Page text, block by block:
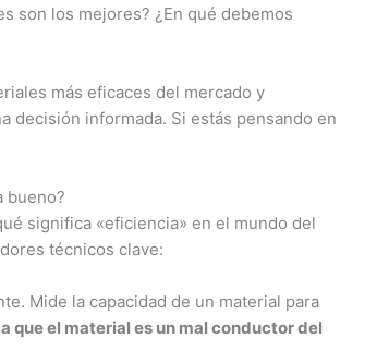
son los mejores? ¿En qué debemos
más eficaces del mercado y
decisión informada. Si estás pensando en
bueno?
significa «eficiencia» en el mundo del
técnicos clave:
Mide la capacidad de un material para
el material es un mal conductor del